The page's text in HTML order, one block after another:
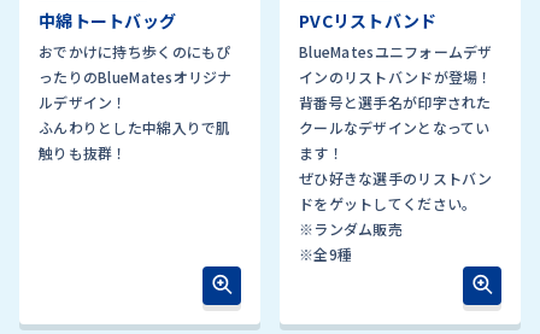
中綿トートバッグ
おでかけに持ち歩くのにもぴ
ったりのBlueMatesオリジナ
ルデザイン！
ふんわりとした中綿入りで肌
触りも抜群！
PVCリストバンド
BlueMatesユニフォームデザ
インのリストバンドが登場！
背番号と選手名が印字された
クールなデザインとなってい
ます！
ぜひ好きな選手のリストバン
ドをゲットしてください。
※ランダム販売
※全9種